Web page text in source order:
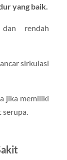
yang baik.
rendah
sirkulasi
jika memiliki
serupa.